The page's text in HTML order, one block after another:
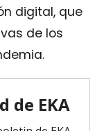
digital, que
de los